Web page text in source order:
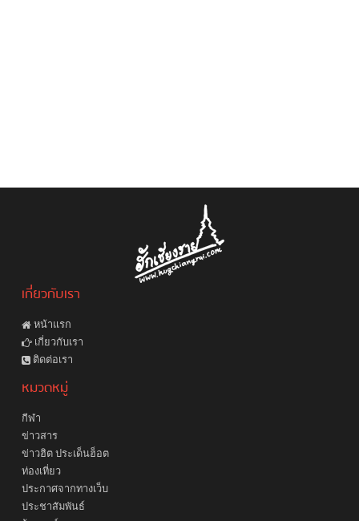
เกี่ยวกับเรา
หน้าแรก
เกี่ยวกับเรา
ติดต่อเรา
หมวดหมู่
กีฬา
ข่าวสาร
ข่าวฮิต ประเด็นฮ็อต
ท่องเที่ยว
ประกาศจากทางเว็บ
ประชาสัมพันธ์